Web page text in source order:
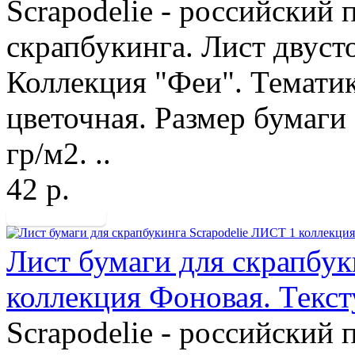
Scrapodelie - российский
скрапбукинга. Лист
Коллекция "Феи".
цветочная. Размер
гр/м2. ..
42 р.
Лист бумаги для
коллекция Фоновая.
Scrapodelie - российский